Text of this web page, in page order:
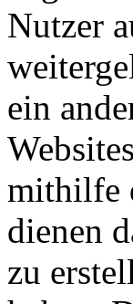
Nutzer
ein
mithilfe
dienen
zu